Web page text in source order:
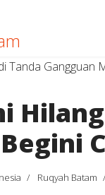
Ruqyah Batam